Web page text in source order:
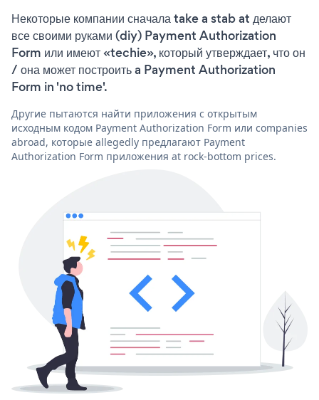
Некоторые компании сначала take a stab at делают
все своими руками (diy) Payment Authorization
Form или имеют «techie», который утверждает, что он
/ она может построить a Payment Authorization
Form in 'no time'.
Другие пытаются найти приложения с открытым
исходным кодом Payment Authorization Form или companies
abroad, которые allegedly предлагают Payment
Authorization Form приложения at rock-bottom prices.